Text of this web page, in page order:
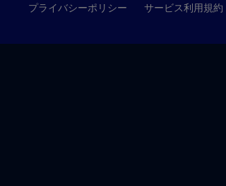
プライバシーポリシー サービス利用規約